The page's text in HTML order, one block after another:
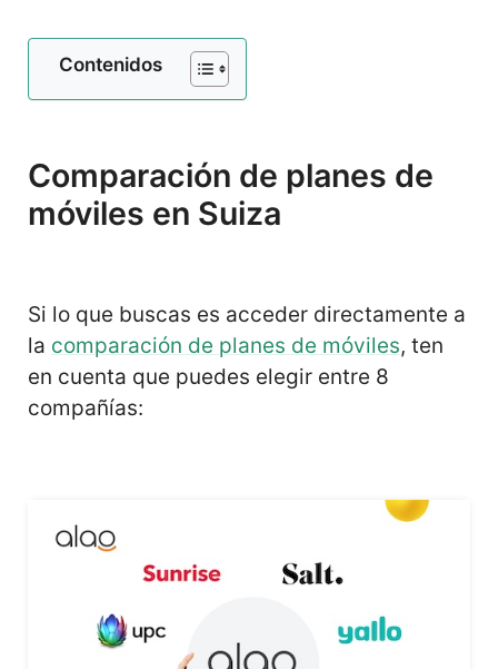
Contenidos
Comparación de planes de
móviles en Suiza
Si lo que buscas es acceder directamente a
la comparación de planes de móviles, ten
en cuenta que puedes elegir entre 8
compañías: